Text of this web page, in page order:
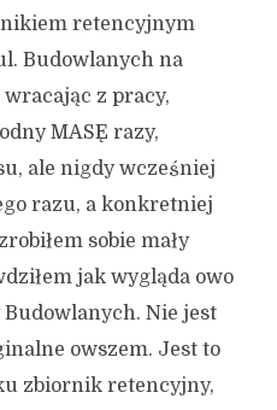
retencyjnym
Budowlanych na
z pracy,
MASĘ razy,
ale nigdy wcześniej
razu, a konkretniej
sobie mały
jak wygląda owo
Nie jest
owszem. Jest to
zbiornik retencyjny,